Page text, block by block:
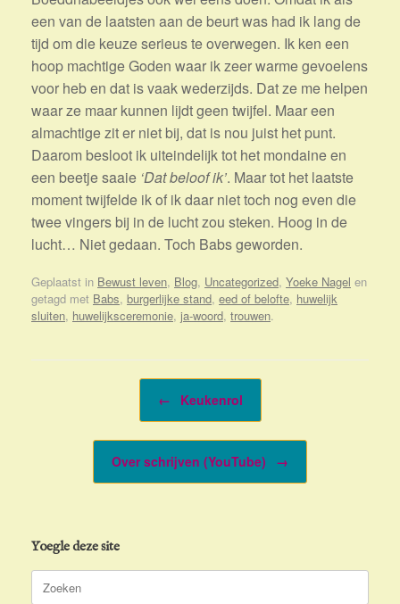
een van de laatsten aan de beurt was had ik lang de
tijd om die keuze serieus te overwegen. Ik ken een
hoop machtige Goden waar ik zeer warme gevoelens
voor heb en dat is vaak wederzijds. Dat ze me helpen
waar ze maar kunnen lijdt geen twijfel. Maar een
almachtige zit er niet bij, dat is nou juist het punt.
Daarom besloot ik uiteindelijk tot het mondaine en
een beetje saaie ‘Dat beloof ik’. Maar tot het laatste
moment twijfelde ik of ik daar niet toch nog even die
twee vingers bij in de lucht zou steken. Hoog in de
lucht… Niet gedaan. Toch Babs geworden.
Geplaatst in Bewust leven, Blog, Uncategorized, Yoeke Nagel en
getagd met Babs, burgerlijke stand, eed of belofte, huwelijk
sluiten, huwelijksceremonie, ja-woord, trouwen.
← Keukenrol
Over schrijven (YouTube) →
Yoegle deze site
Zoeken
naar: